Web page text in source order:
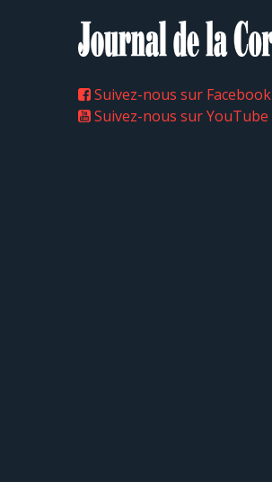
Suivez-nous sur Facebook
Suivez-nous sur YouTube